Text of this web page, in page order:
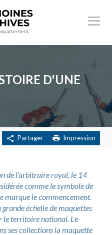
le
D'UNE
Partager Impression
de l’arbitraire royal, le 14
comme le symbole de
marque le commencement.
échelle de maquettes
le territoire national. Le
ses collections la maquette